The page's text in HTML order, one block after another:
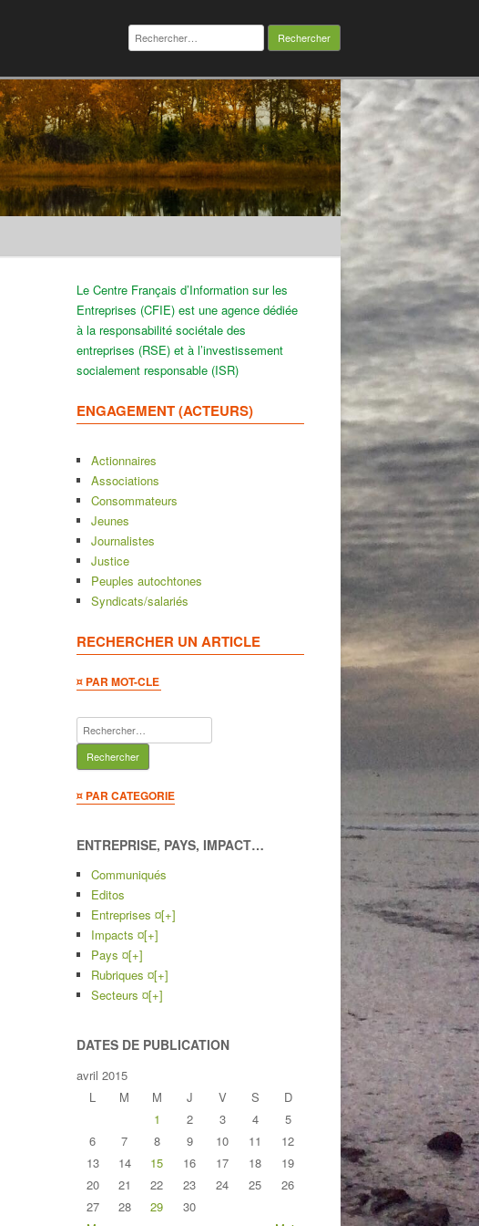
Rechercher :
Le Centre Français d’Information sur les
Entreprises (CFIE) est une agence dédiée
à la responsabilité sociétale des
entreprises (RSE) et à l’investissement
socialement responsable (ISR)
ENGAGEMENT (ACTEURS)
Actionnaires
Associations
Consommateurs
Jeunes
Journalistes
Justice
Peuples autochtones
Syndicats/salariés
RECHERCHER UN ARTICLE
¤ PAR MOT-CLE
Rechercher :
¤ PAR CATEGORIE
ENTREPRISE, PAYS, IMPACT…
Communiqués
Editos
Entreprises ¤[+]
Impacts ¤[+]
Pays ¤[+]
Rubriques ¤[+]
Secteurs ¤[+]
DATES DE PUBLICATION
avril 2015
L
M M J V S
D
1
2 3 4
5
6
7 8 9 10 11
12
13
14 15 16 17 18
19
20
21 22 23 24 25
26
27
28 29
30